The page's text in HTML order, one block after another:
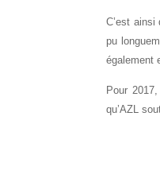
C’est
pu
également
Pour
qu’AZL